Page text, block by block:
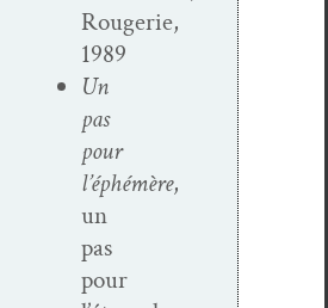
Rougerie,
1989
Un
pas
pour
l’éphémère,
un
pas
pour